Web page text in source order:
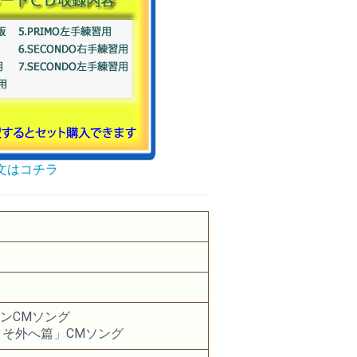
はコチラ
CMソング
外へ篇」CMソング